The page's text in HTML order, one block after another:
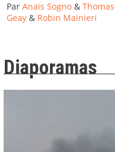
Par Anaïs Sogno & Thomas
Geay & Robin Mainieri
Diaporamas